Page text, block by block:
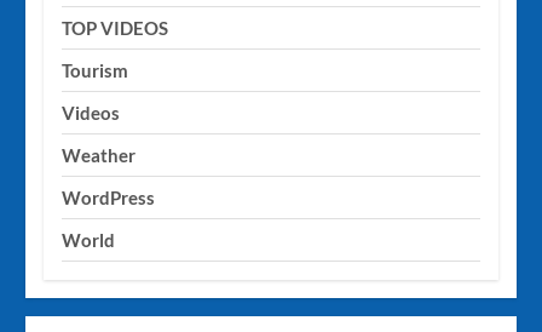
TOP VIDEOS
Tourism
Videos
Weather
WordPress
World